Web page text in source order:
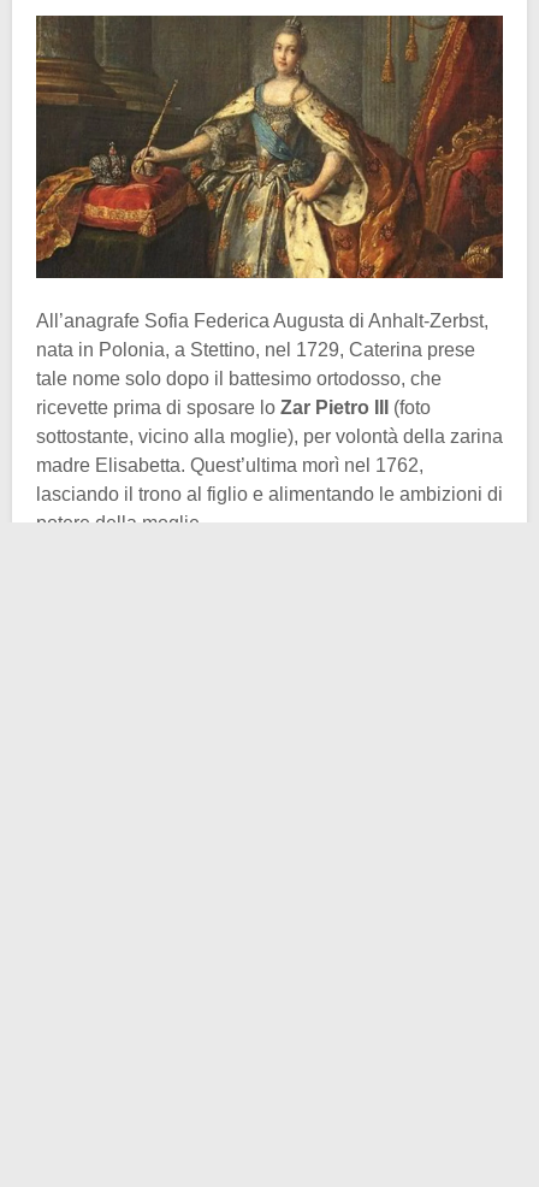
All’anagrafe Sofia Federica Augusta di Anhalt-Zerbst,
nata in Polonia, a Stettino, nel 1729, Caterina prese
tale nome solo dopo il battesimo ortodosso, che
ricevette prima di sposare lo Zar Pietro III
(foto
sottostante, vicino alla moglie), per volontà della zarina
madre Elisabetta. Quest’ultima morì nel 1762,
lasciando il trono al figlio e alimentando le ambizioni di
potere della moglie.